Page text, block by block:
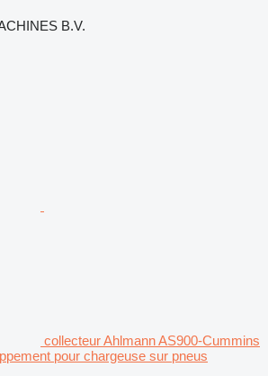
B.V.
collecteur Ahlmann AS900-Cummins
pour chargeuse sur pneus